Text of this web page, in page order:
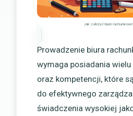
Jak założyć biuro
Prowadzenie biura
wymaga posiadania
oraz kompetencji, które
do efektywnego
świadczenia wysokiej